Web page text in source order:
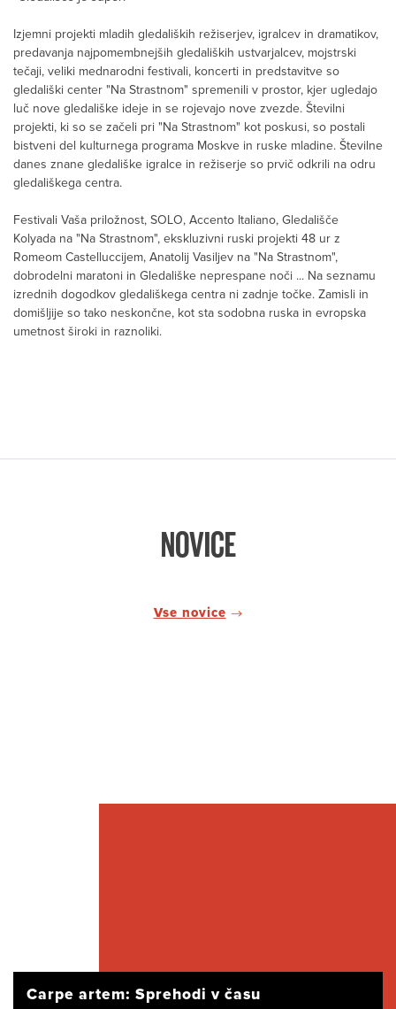
Izjemni projekti mladih gledaliških režiserjev, igralcev in dramatikov,
predavanja najpomembnejših gledaliških ustvarjalcev, mojstrski
tečaji, veliki mednarodni festivali, koncerti in predstavitve so
gledališki center "Na Strastnom" spremenili v prostor, kjer ugledajo
luč nove gledališke ideje in se rojevajo nove zvezde. Številni
projekti, ki so se začeli pri "Na Strastnom" kot poskusi, so postali
bistveni del kulturnega programa Moskve in ruske mladine. Številne
danes znane gledališke igralce in režiserje so prvič odkrili na odru
gledališkega centra.
Festivali Vaša priložnost, SOLO, Accento Italiano, Gledališče
Kolyada na "Na Strastnom", ekskluzivni ruski projekti 48 ur z
Romeom Castelluccijem, Anatolij Vasiljev na "Na Strastnom",
dobrodelni maratoni in Gledališke neprespane noči ... Na seznamu
izrednih dogodkov gledališkega centra ni zadnje točke. Zamisli in
domišljije so tako neskončne, kot sta sodobna ruska in evropska
umetnost široki in raznoliki.
NOVICE
Vse novice
Carpe artem: Sprehodi v času